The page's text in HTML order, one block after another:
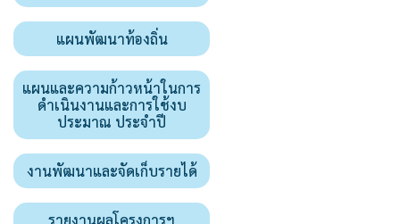
แผนพัฒนาท้องถิ่น
แผนและความก้าวหน้าในการ
ดำเนินงานและการใช้งบ
ประมาณ ประจำปี
งานพัฒนาและจัดเก็บรายได้
รายงานผลโครงการฯ